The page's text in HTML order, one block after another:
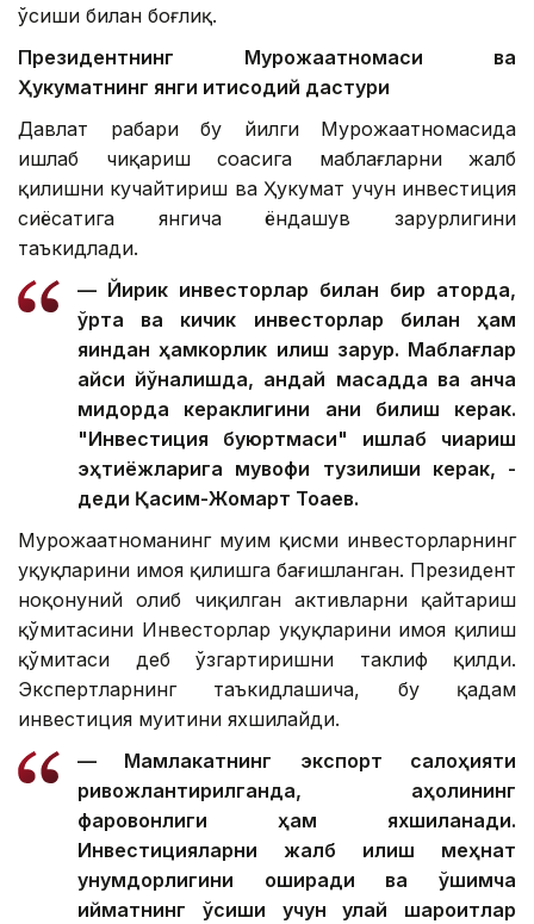
ўсиши билан боғлиқ.
Президентнинг Мурожаатномаси ва
Ҳукуматнинг янги иқтисодий дастури
Давлат раҳбари бу йилги Мурожаатномасида
ишлаб чиқариш соҳасига маблағларни жалб
қилишни кучайтириш ва Ҳукумат учун инвестиция
сиёсатига янгича ёндашув зарурлигини
таъкидлади.
— Йирик инвесторлар билан бир қаторда,
ўрта ва кичик инвесторлар билан ҳам
яқиндан ҳамкорлик қилиш зарур. Маблағлар
қайси йўналишда, қандай мақсадда ва қанча
миқдорда кераклигини аниқ билиш керак.
"Инвестиция буюртмаси" ишлаб чиқариш
эҳтиёжларига мувофиқ тузилиши керак, -
деди Қасим-Жомарт Тоқаев.
Мурожаатноманинг муҳим қисми инвесторларнинг
ҳуқуқларини ҳимоя қилишга бағишланган. Президент
ноқонуний олиб чиқилган активларни қайтариш
қўмитасини Инвесторлар ҳуқуқларини ҳимоя қилиш
қўмитаси деб ўзгартиришни таклиф қилди.
Экспертларнинг таъкидлашича, бу қадам
инвестиция муҳитини яхшилайди.
— Мамлакатнинг экспорт салоҳияти
ривожлантирилганда, аҳолининг
фаровонлиги ҳам яхшиланади.
Инвестицияларни жалб қилиш меҳнат
унумдорлигини оширади ва қўшимча
қийматнинг ўсиши учун қулай шароитлар